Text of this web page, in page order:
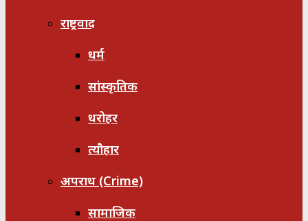
राष्ट्रवाद
धर्म
सांस्कृतिक
धरोहर
त्यौहार
अपराध (Crime)
सामाजिक